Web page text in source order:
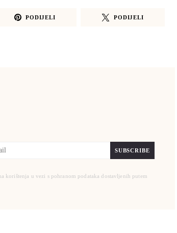
PODIJELI PODIJELI
SUBSCRIBE
korištenja u vezi s pohranom podataka dostavljenih putem